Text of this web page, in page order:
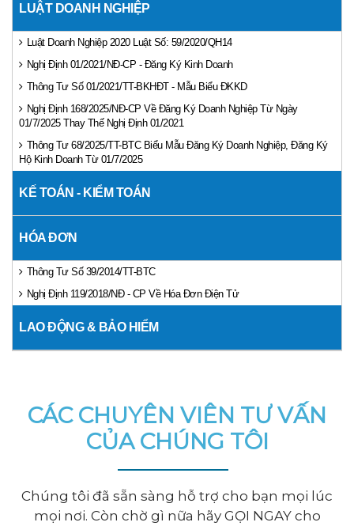
LUẬT DOANH NGHIỆP
Luật Doanh Nghiệp 2020 Luật Số: 59/2020/QH14
Nghị Định 01/2021/NĐ-CP - Đăng Ký Kinh Doanh
Thông Tư Số 01/2021/TT-BKHĐT - Mẫu Biểu ĐKKD
Nghị Định 168/2025/NĐ-CP Về Đăng Ký Doanh Nghiệp Từ Ngày
01/7/2025 Thay Thế Nghị Định 01/2021
Thông Tư 68/2025/TT-BTC Biểu Mẫu Đăng Ký Doanh Nghiệp, Đăng Ký
Hộ Kinh Doanh Từ 01/7/2025
KẾ TOÁN - KIỂM TOÁN
HÓA ĐƠN
Thông Tư Số 39/2014/TT-BTC
Nghị Định 119/2018/NĐ - CP Về Hóa Đơn Điện Tử
LAO ĐỘNG & BẢO HIỂM
CÁC CHUYÊN VIÊN TƯ VẤN
CỦA CHÚNG TÔI
Chúng tôi đã sẵn sàng hỗ trợ cho bạn mọi lúc
mọi nơi. Còn chờ gì nữa hãy GỌI NGAY cho